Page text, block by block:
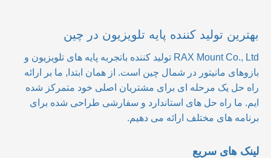
بهترین تولید کننده پایه تلویزیون در چین
RAX Mount Co., Ltd تولید کننده باتجربه پایه های تلویزیون و
بازوهای مانیتور در شمال چین است. از همان ابتدا, ما بر ارائه
راه حل یک مرحله ای برای مشتریان اصلی خود متمرکز شده
ایم. ما راه حل های استاندارد و سفارشی طراحی شده برای
برنامه های مختلف ارائه می دهیم.
لینک های سریع